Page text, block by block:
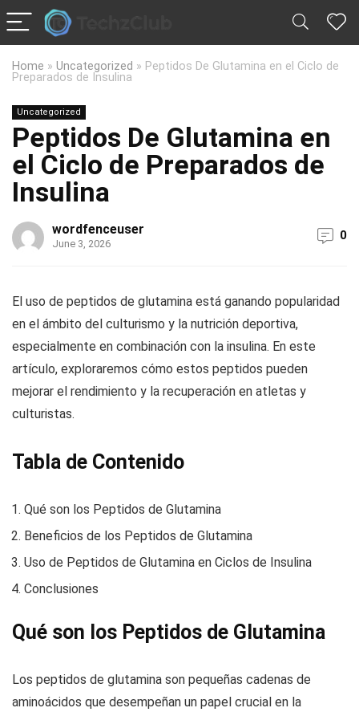
Home » Uncategorized » Peptidos De Glutamina en el Ciclo de
Preparados de Insulina
Uncategorized
Peptidos De Glutamina en
el Ciclo de Preparados de
Insulina
wordfenceuser
June 3, 2026
0
El uso de peptidos de glutamina está ganando popularidad
en el ámbito del culturismo y la nutrición deportiva,
especialmente en combinación con la insulina. En este
artículo, exploraremos cómo estos peptidos pueden
mejorar el rendimiento y la recuperación en atletas y
culturistas.
Tabla de Contenido
Qué son los Peptidos de Glutamina
Beneficios de los Peptidos de Glutamina
Uso de Peptidos de Glutamina en Ciclos de Insulina
Conclusiones
Qué son los Peptidos de Glutamina
Los peptidos de glutamina son pequeñas cadenas de
aminoácidos que desempeñan un papel crucial en la